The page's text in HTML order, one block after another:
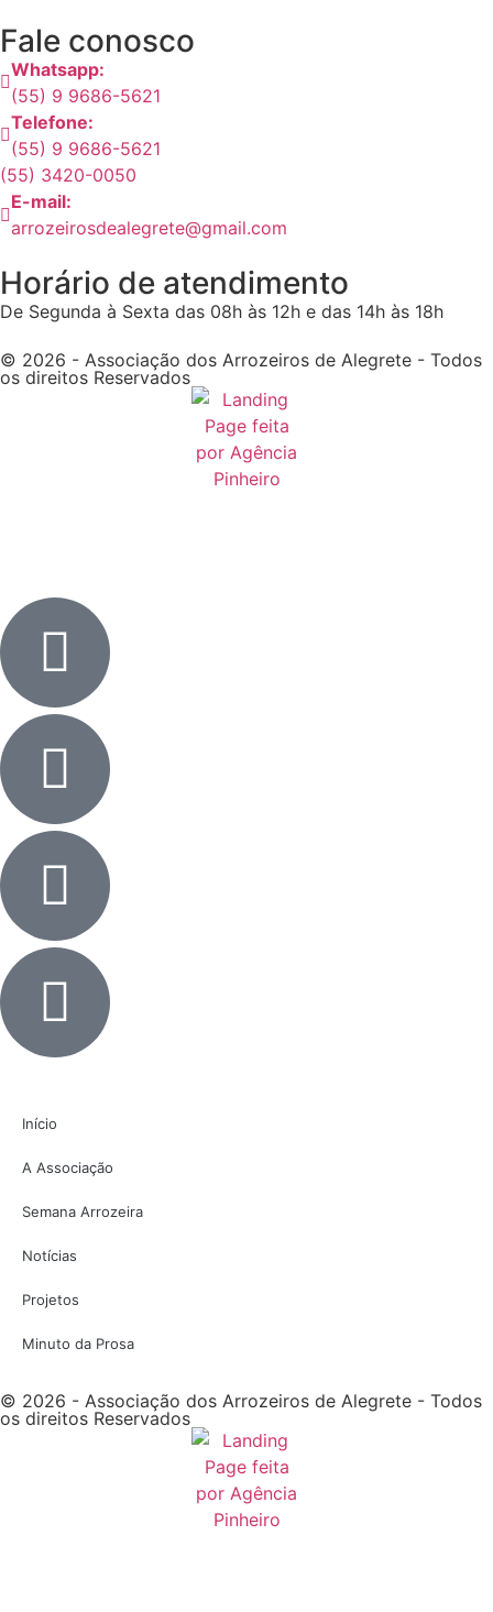
Fale conosco
Whatsapp:
(55) 9 9686-5621
Telefone:
(55) 9 9686-5621
(55) 3420-0050
E-mail:
arrozeirosdealegrete@gmail.com
Horário de atendimento
De Segunda à Sexta das 08h às 12h e das 14h às 18h
© 2026 - Associação dos Arrozeiros de Alegrete - Todos
os direitos Reservados
Início
A Associação
Semana Arrozeira
Notícias
Projetos
Minuto da Prosa
© 2026 - Associação dos Arrozeiros de Alegrete - Todos
os direitos Reservados